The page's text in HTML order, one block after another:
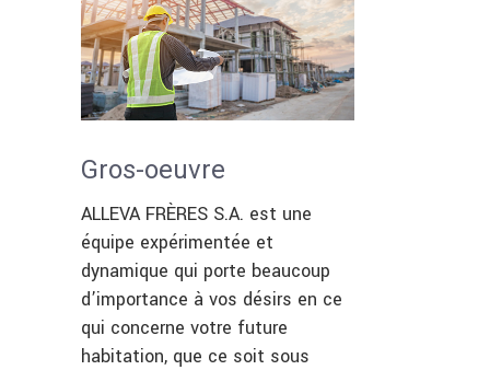
Gros-oeuvre
ALLEVA FRÈRES S.A. est une
équipe expérimentée et
dynamique qui porte beaucoup
d’importance à vos désirs en ce
qui concerne votre future
habitation, que ce soit sous